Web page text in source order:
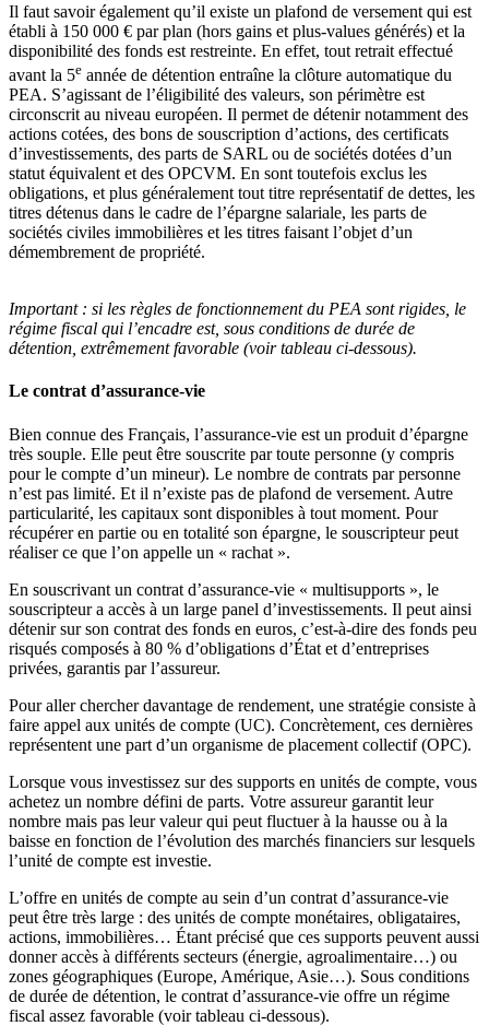
Il faut savoir également qu’il existe un plafond de versement qui est
établi à 150 000 € par plan (hors gains et plus-values générés) et la
disponibilité des fonds est restreinte. En effet, tout retrait effectué
avant la 5e année de détention entraîne la clôture automatique du
PEA. S’agissant de l’éligibilité des valeurs, son périmètre est
circonscrit au niveau européen. Il permet de détenir notamment des
actions cotées, des bons de souscription d’actions, des certificats
d’investissements, des parts de SARL ou de sociétés dotées d’un
statut équivalent et des OPCVM. En sont toutefois exclus les
obligations, et plus généralement tout titre représentatif de dettes, les
titres détenus dans le cadre de l’épargne salariale, les parts de
sociétés civiles immobilières et les titres faisant l’objet d’un
démembrement de propriété.
Important : si les règles de fonctionnement du PEA sont rigides, le
régime fiscal qui l’encadre est, sous conditions de durée de
détention, extrêmement favorable (voir tableau ci-dessous).
Le contrat d’assurance-vie
Bien connue des Français, l’assurance-vie est un produit d’épargne
très souple. Elle peut être souscrite par toute personne (y compris
pour le compte d’un mineur). Le nombre de contrats par personne
n’est pas limité. Et il n’existe pas de plafond de versement. Autre
particularité, les capitaux sont disponibles à tout moment. Pour
récupérer en partie ou en totalité son épargne, le souscripteur peut
réaliser ce que l’on appelle un « rachat ».
En souscrivant un contrat d’assurance-vie « multisupports », le
souscripteur a accès à un large panel d’investissements. Il peut ainsi
détenir sur son contrat des fonds en euros, c’est-à-dire des fonds peu
risqués composés à 80 % d’obligations d’État et d’entreprises
privées, garantis par l’assureur.
Pour aller chercher davantage de rendement, une stratégie consiste à
faire appel aux unités de compte (UC). Concrètement, ces dernières
représentent une part d’un organisme de placement collectif (OPC).
Lorsque vous investissez sur des supports en unités de compte, vous
achetez un nombre défini de parts. Votre assureur garantit leur
nombre mais pas leur valeur qui peut fluctuer à la hausse ou à la
baisse en fonction de l’évolution des marchés financiers sur lesquels
l’unité de compte est investie.
L’offre en unités de compte au sein d’un contrat d’assurance-vie
peut être très large : des unités de compte monétaires, obligataires,
actions, immobilières… Étant précisé que ces supports peuvent aussi
donner accès à différents secteurs (énergie, agroalimentaire…) ou
zones géographiques (Europe, Amérique, Asie…). Sous conditions
de durée de détention, le contrat d’assurance-vie offre un régime
fiscal assez favorable (voir tableau ci-dessous).